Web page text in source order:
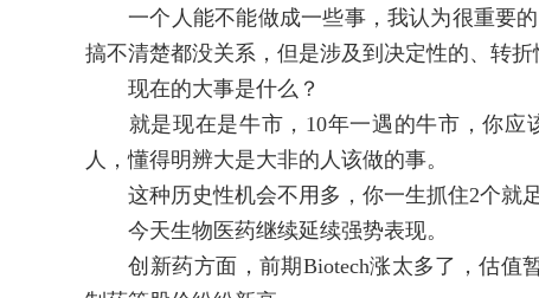
一个人能不能做成一些事，我认为很重要的
搞不清楚都没关系，但是涉及到决定性的、转
现在的大事是什么？
就是现在是牛市，10年一遇的牛市，你应
人，懂得明辨大是大非的人该做的事。
这种历史性机会不用多，你一生抓住2个就足
今天生物医药继续延续强势表现。
创新药方面，前期Biotech涨太多了，估值暂